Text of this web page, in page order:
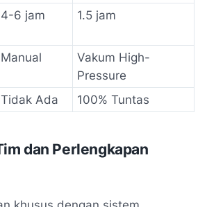
4-6 jam 1.5 jam
Manual
Vakum High-
Pressure
Tidak Ada 100% Tuntas
dan Perlengkapan